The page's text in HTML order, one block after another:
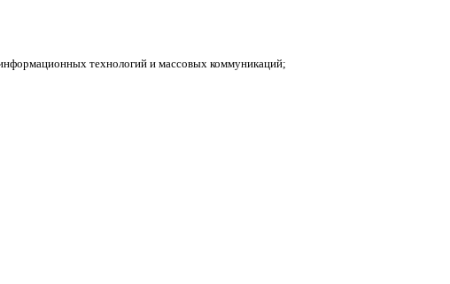
технологий и массовых коммуникаций;